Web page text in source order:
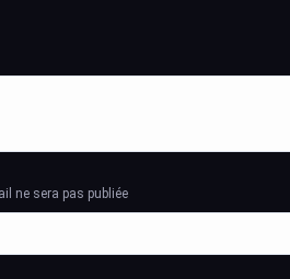
ne sera pas publiée